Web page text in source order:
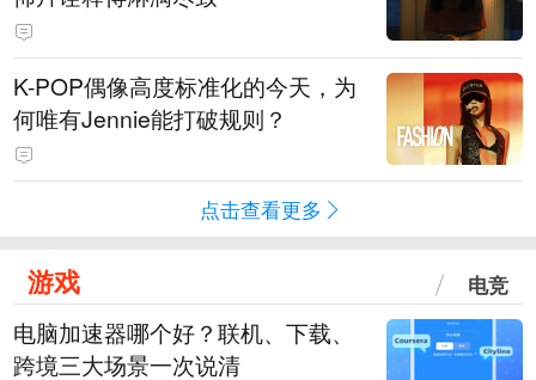
K-POP偶像高度标准化的今天，为
何唯有Jennie能打破规则？
点击查看更多
游戏 电竞
电脑加速器哪个好？联机、下载、
跨境三大场景一次说清